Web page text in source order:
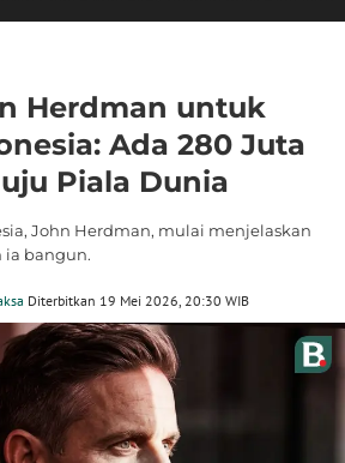
Herdman untuk
Ada 280 Juta
Piala Dunia
John Herdman, mulai menjelaskan
ia bangun.
Diterbitkan 19 Mei 2026, 20:30 WIB